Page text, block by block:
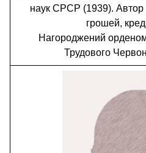
наук СРСР (1939). Автор
грошей,
Нагороджений
Трудового